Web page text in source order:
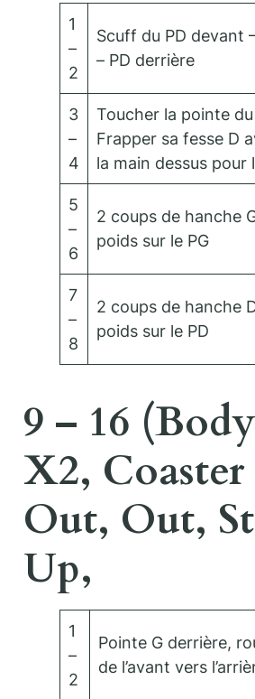
1
–
2
Scuff du PD devant
– PD derrière
3
–
4
Toucher la pointe
Frapper sa fesse D
la main dessus pour
5
–
6
2 coups de hanche
poids sur le PG
7
–
8
2 coups de hanche
poids sur le PD
9 – 16
X2, Coaster
Out, Out,
Up,
1
–
2
Pointe G derrière,
de l’avant vers